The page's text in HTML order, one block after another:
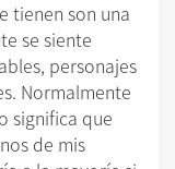
tienen son una
se siente
personajes
Normalmente
significa que
de mis